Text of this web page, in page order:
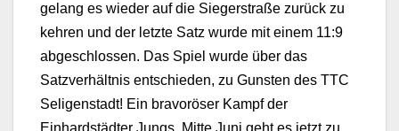
gelang es wieder auf die Siegerstraße zurück zu
kehren und der letzte Satz wurde mit einem 11:9
abgeschlossen. Das Spiel wurde über das
Satzverhältnis entschieden, zu Gunsten des TTC
Seligenstadt! Ein bravoröser Kampf der